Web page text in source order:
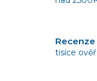
tisíce